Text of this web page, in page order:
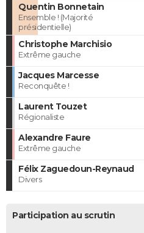
Quentin Bonnetain
Ensemble ! (Majorité
présidentielle)
Christophe Marchisio
Extrême gauche
Jacques Marcesse
Reconquête !
Laurent Touzet
Régionaliste
Alexandre Faure
Extrême gauche
Félix Zaguedoun-Reynaud
Divers
Participation au scrutin